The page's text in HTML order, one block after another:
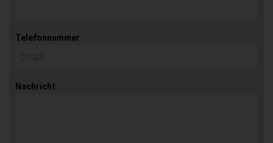
Telefonnummer
Nachricht